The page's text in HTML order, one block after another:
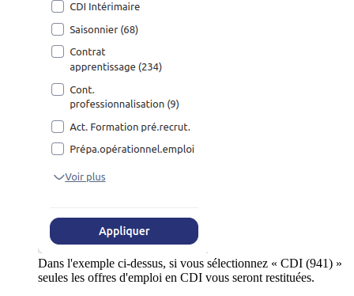
Dans l'exemple ci-dessus, si vous sélectionnez « CDI (941) »
seules les offres d'emploi en CDI vous seront restituées.